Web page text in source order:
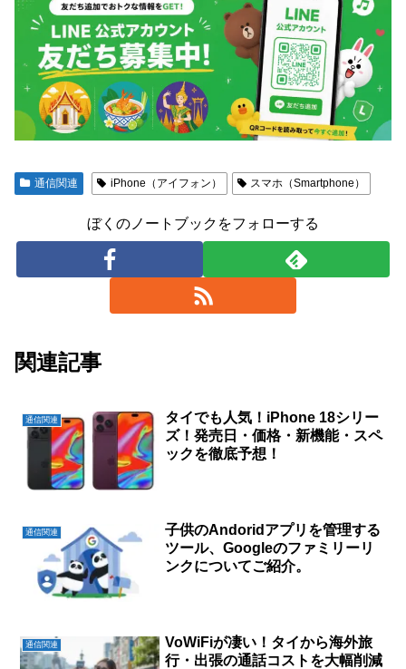
通信関連 iPhone（アイフォン） スマホ（Smartphone）
ぼくのノートブックをフォローする
関連記事
通信関連
タイでも人気！iPhone 18シリー
ズ！発売日・価格・新機能・スペ
ックを徹底予想！
通信関連
子供のAndoridアプリを管理する
ツール、Googleのファミリーリ
ンクについてご紹介。
通信関連
VoWiFiが凄い！タイから海外旅
行・出張の通話コストを大幅削減